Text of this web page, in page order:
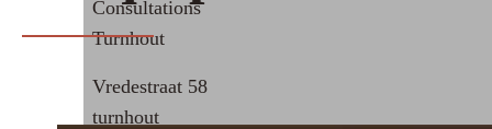
Consultations
Turnhout
Vredestraat 58
turnhout